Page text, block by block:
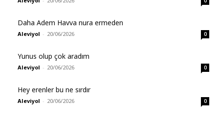
Daha Adem Havva nura ermeden
Aleviyol - 20/06/2026 0
Yunus olup çok aradım
Aleviyol - 20/06/2026 0
Hey erenler bu ne sırdır
Aleviyol - 20/06/2026 0